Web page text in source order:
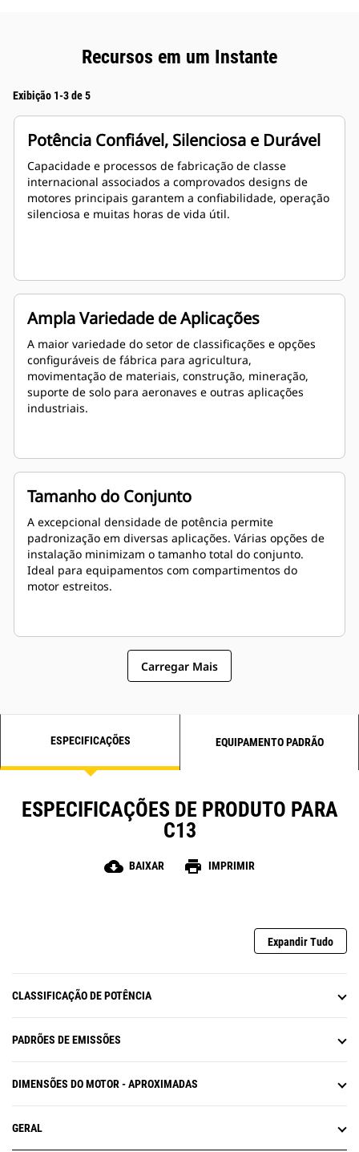
Recursos em um Instante
Exibição 1-3 de 5
Potência Confiável, Silenciosa e Durável
Capacidade e processos de fabricação de classe
internacional associados a comprovados designs de
motores principais garantem a confiabilidade, operação
silenciosa e muitas horas de vida útil.
Ampla Variedade de Aplicações
A maior variedade do setor de classificações e opções
configuráveis de fábrica para agricultura,
movimentação de materiais, construção, mineração,
suporte de solo para aeronaves e outras aplicações
industriais.
Tamanho do Conjunto
A excepcional densidade de potência permite
padronização em diversas aplicações. Várias opções de
instalação minimizam o tamanho total do conjunto.
Ideal para equipamentos com compartimentos do
motor estreitos.
Carregar Mais
ESPECIFICAÇÕES EQUIPAMENTO PADRÃO
ESPECIFICAÇÕES DE PRODUTO PARA
C13
cloud_download BAIXAR print IMPRIMIR
Expandir Tudo
CLASSIFICAÇÃO DE POTÊNCIA
PADRÕES DE EMISSÕES
DIMENSÕES DO MOTOR - APROXIMADAS
GERAL